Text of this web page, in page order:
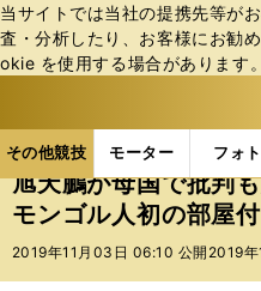
当サイトでは当社の提携先等が
査・分析したり、お客様にお勧
okie を使⽤する場合があります
その他競技 モーター フォト
ス
ポ
ル
その他競技の記事一覧
旭天鵬が母国で批判
モンゴル人初の部屋
2019年11月03日 06:10 公開 2019